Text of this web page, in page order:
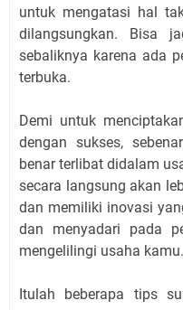
untuk mengatasi hal
dilangsungkan. Bisa
sebaliknya karena ada
terbuka.
Demi untuk
dengan sukses,
benar terlibat didalam
secara langsung akan
dan memiliki inovasi
dan menyadari pada
mengelilingi usaha kamu.
Itulah beberapa tips